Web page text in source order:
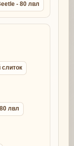
- 80 лвл
лвл